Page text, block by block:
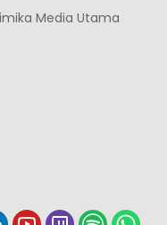
Media Utama